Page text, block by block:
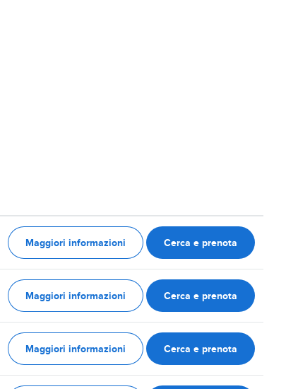
Maggiori informazioni Cerca e prenota
Maggiori informazioni Cerca e prenota
Maggiori informazioni Cerca e prenota